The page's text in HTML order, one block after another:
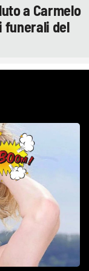
a Carmelo
funerali del